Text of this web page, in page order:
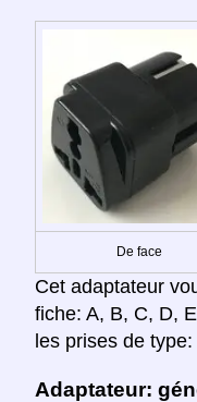
De face
Cet adaptateur
fiche: A, B, C, D,
les prises de type:
Adaptateur: